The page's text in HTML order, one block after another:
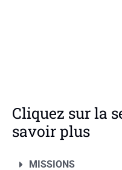
Cliquez sur la
savoir plus
MISSIONS